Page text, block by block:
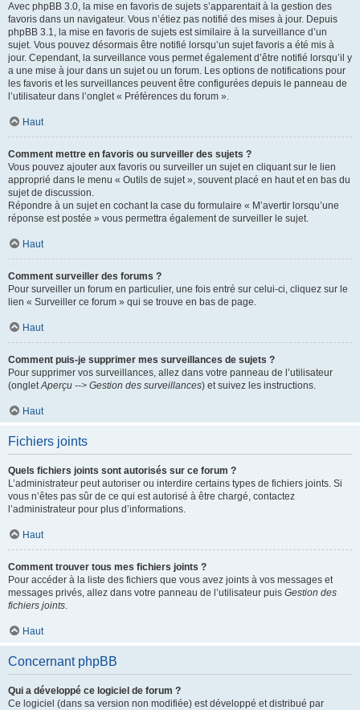
Avec phpBB 3.0, la mise en favoris de sujets s’apparentait à la gestion des
favoris dans un navigateur. Vous n’étiez pas notifié des mises à jour. Depuis
phpBB 3.1, la mise en favoris de sujets est similaire à la surveillance d’un
sujet. Vous pouvez désormais être notifié lorsqu’un sujet favoris a été mis à
jour. Cependant, la surveillance vous permet également d’être notifié lorsqu’il y
a une mise à jour dans un sujet ou un forum. Les options de notifications pour
les favoris et les surveillances peuvent être configurées depuis le panneau de
l’utilisateur dans l’onglet « Préférences du forum ».
Haut
Comment mettre en favoris ou surveiller des sujets ?
Vous pouvez ajouter aux favoris ou surveiller un sujet en cliquant sur le lien
approprié dans le menu « Outils de sujet », souvent placé en haut et en bas du
sujet de discussion.
Répondre à un sujet en cochant la case du formulaire « M’avertir lorsqu’une
réponse est postée » vous permettra également de surveiller le sujet.
Haut
Comment surveiller des forums ?
Pour surveiller un forum en particulier, une fois entré sur celui-ci, cliquez sur le
lien « Surveiller ce forum » qui se trouve en bas de page.
Haut
Comment puis-je supprimer mes surveillances de sujets ?
Pour supprimer vos surveillances, allez dans votre panneau de l’utilisateur
(ongletAperçu --> Gestion des surveillances) et suivez les instructions.
Haut
Fichiers joints
Quels fichiers joints sont autorisés sur ce forum ?
L’administrateur peut autoriser ou interdire certains types de fichiers joints. Si
vous n’êtes pas sûr de ce qui est autorisé à être chargé, contactez
l’administrateur pour plus d’informations.
Haut
Comment trouver tous mes fichiers joints ?
Pour accéder à la liste des fichiers que vous avez joints à vos messages et
messages privés, allez dans votre panneau de l’utilisateur puis Gestion des
fichiers joints.
Haut
Concernant phpBB
Qui a développé ce logiciel de forum ?
Ce logiciel (dans sa version non modifiée) est développé et distribué par